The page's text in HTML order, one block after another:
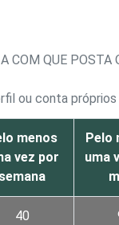
COM QUE
ou conta próprios
menos
vez por
semana
Pelo
uma
40